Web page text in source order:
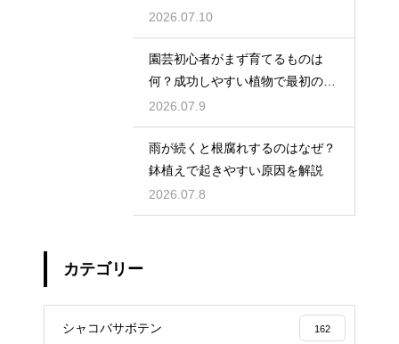
く紹介
2026.07.10
園芸初心者がまず育てるものは
何？成功しやすい植物で最初の一
歩を踏み出そう
2026.07.9
雨が続くと根腐れするのはなぜ？
鉢植えで起きやすい原因を解説
2026.07.8
カテゴリー
シャコバサボテン 162